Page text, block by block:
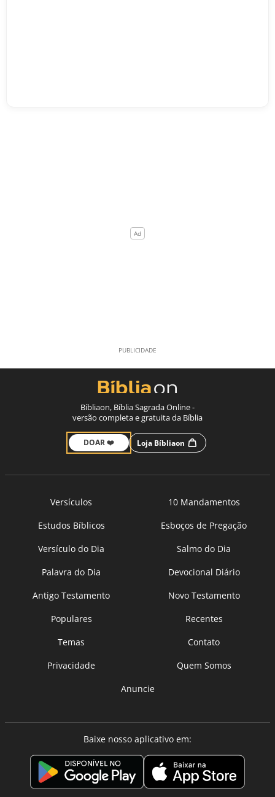
Bíbliaon, Bíblia Sagrada Online -
versão completa e gratuita da Bíblia
DOAR ❤️ Loja Bíbliaon
Versículos
10 Mandamentos
Estudos Bíblicos
Esboços de Pregação
Versículo do Dia
Salmo do Dia
Palavra do Dia
Devocional Diário
Antigo Testamento
Novo Testamento
Populares
Recentes
Temas
Contato
Privacidade
Quem Somos
Anuncie
Baixe nosso aplicativo em: